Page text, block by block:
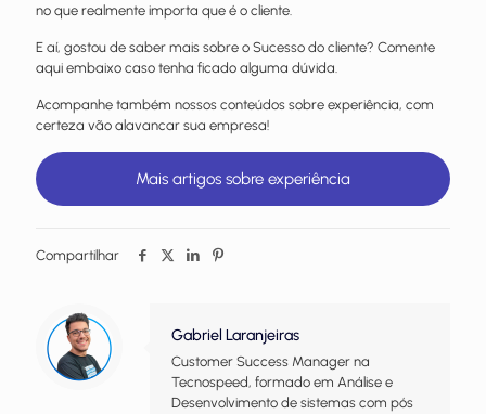
no que realmente importa que é o cliente.
E aí, gostou de saber mais sobre o Sucesso do cliente? Comente
aqui embaixo caso tenha ficado alguma dúvida.
Acompanhe também nossos conteúdos sobre experiência, com
certeza vão alavancar sua empresa!
Mais artigos sobre experiência
Compartilhar
Gabriel Laranjeiras
Customer Success Manager na
Tecnospeed, formado em Análise e
Desenvolvimento de sistemas com pós